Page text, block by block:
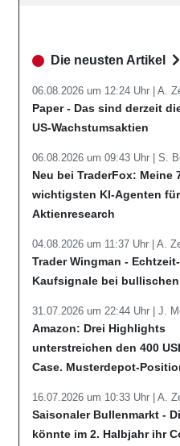
Die neusten Artikel
06.08.2026 um 12:24 Uhr | A.
Paper - Das sind derzeit
US-Wachstumsaktien
06.08.2026 um 09:43 Uhr | S.
Neu bei TraderFox: Meine
wichtigsten KI-Agenten für
Aktienresearch
04.08.2026 um 11:37 Uhr | A.
Trader Wingman - Echtzeit-
Kaufsignale bei
31.07.2026 um 22:44 Uhr | J.
Amazon: Drei Highlights
unterstreichen den 400
Case. Musterdepot-
16.07.2026 um 10:33 Uhr | A.
Saisonaler Bullenmarkt -
könnte im 2. Halbjahr ihr